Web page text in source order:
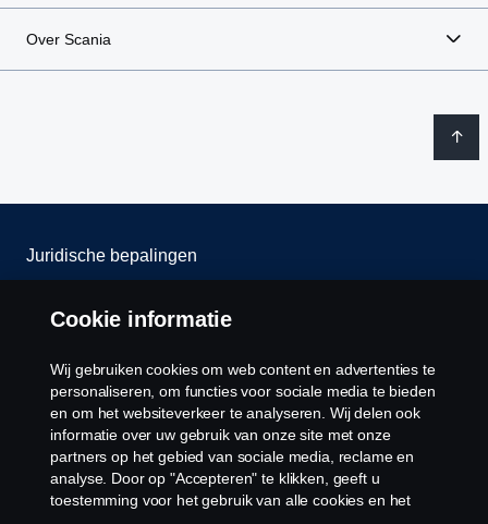
Over Scania
Juridische bepalingen
Privacy verklaring
Contact
Cookie policy
Cookie instellingen
Cookie informatie
Wij gebruiken cookies om web content en advertenties te
personaliseren, om functies voor sociale media te bieden
en om het websiteverkeer te analyseren. Wij delen ook
informatie over uw gebruik van onze site met onze
partners op het gebied van sociale media, reclame en
analyse. Door op "Accepteren" te klikken, geeft u
toestemming voor het gebruik van alle cookies en het